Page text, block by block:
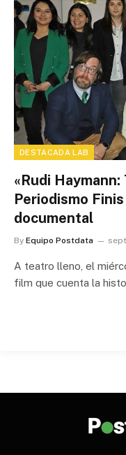
DESTACADA LAB
«Rudi
Periodismo
documental
By Equipo Postdata
A teatro lleno, el
film que cuenta la